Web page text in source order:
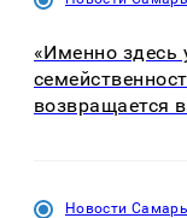
«Именно здесь
возвращается
Новости